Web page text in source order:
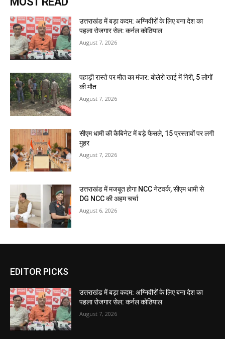
उत्तराखंड में बड़ा कदम: अग्निवीरों के लिए बना देश का
पहला रोजगार सेल: कर्नल कोठियाल
August 7, 2026
पहाड़ी रास्ते पर मौत का मंजर: बोलेरो खाई में गिरी, 5 लोगों
की मौत
August 7, 2026
सीएम धामी की कैबिनेट में बड़े फैसले, 15 प्रस्तावों पर लगी
मुहर
August 7, 2026
उत्तराखंड में मजबूत होगा NCC नेटवर्क, सीएम धामी से
DG NCC की अहम चर्चा
August 6, 2026
EDITOR PICKS
उत्तराखंड में बड़ा कदम: अग्निवीरों के लिए बना देश का
पहला रोजगार सेल: कर्नल कोठियाल
August 7, 2026